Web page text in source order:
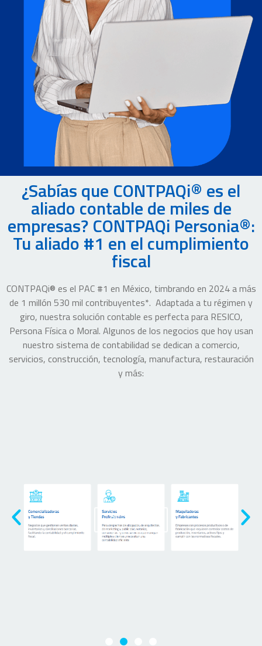
¿Sabías que CONTPAQi® es el
aliado contable de miles de
empresas? CONTPAQi Personia®:
Tu aliado #1 en el cumplimiento
fiscal
CONTPAQi® es el PAC #1 en México, timbrando en 2024 a más
de 1 millón 530 mil contribuyentes*. Adaptada a tu régimen y
giro, nuestra solución contable es perfecta para RESICO,
Persona Física o Moral. Algunos de los negocios que hoy usan
nuestro sistema de contabilidad se dedican a comercio,
servicios, construcción, tecnología, manufactura, restauración
y más:
Click Here